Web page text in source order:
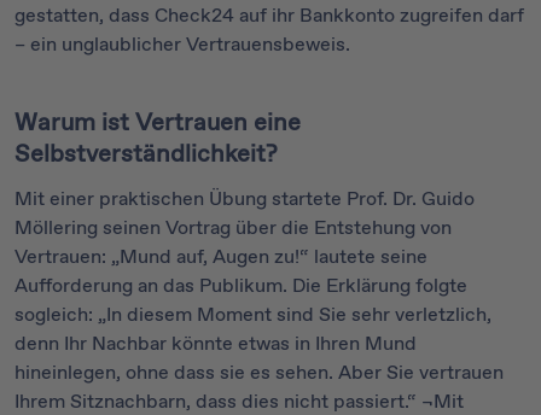
gestatten, dass Check24 auf ihr Bankkonto zugreifen darf
– ein unglaublicher Vertrauensbeweis.
Warum ist Vertrauen eine
Selbstverständlichkeit?
Mit einer praktischen Übung startete Prof. Dr. Guido
Möllering seinen Vortrag über die Entstehung von
Vertrauen: „Mund auf, Augen zu!“ lautete seine
Aufforderung an das Publikum. Die Erklärung folgte
sogleich: „In diesem Moment sind Sie sehr verletzlich,
denn Ihr Nachbar könnte etwas in Ihren Mund
hineinlegen, ohne dass sie es sehen. Aber Sie vertrauen
Ihrem Sitznachbarn, dass dies nicht passiert.“ ¬Mit